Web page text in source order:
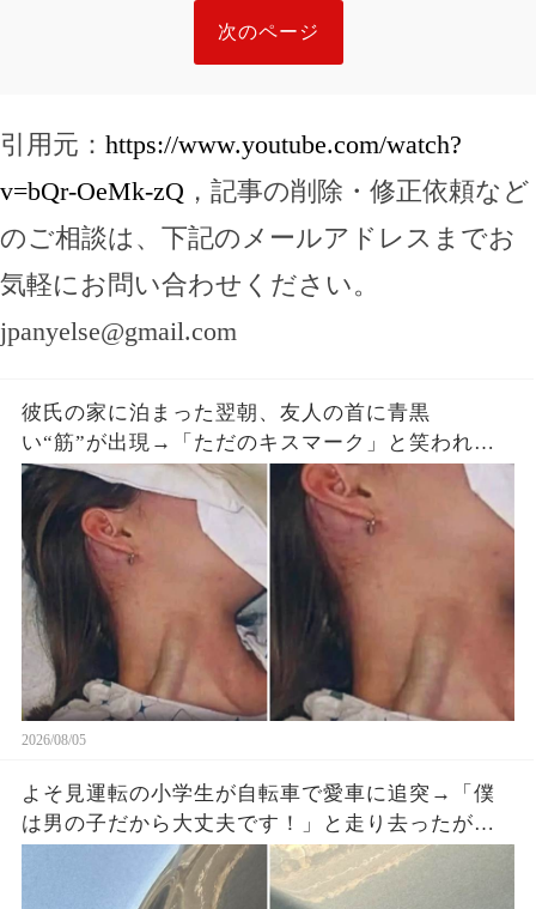
次のページ
引用元： https://www.youtube.com/watch?
v=bQr-OeMk-zQ ，記事の削除・修正依頼など
のご相談は、下記のメールアドレスまでお
気軽にお問い合わせください。
jpanyelse@gmail.com
彼氏の家に泊まった翌朝、友人の首に青黒
い“筋”が出現→「ただのキスマーク」と笑われた
が、医師は昨夜の首への圧迫を確認した
2026/08/05
よそ見運転の小学生が自転車で愛車に追突→「僕
は男の子だから大丈夫です！」と走り去ったが、
ドラレコに残った一言で両親が戻ってきた